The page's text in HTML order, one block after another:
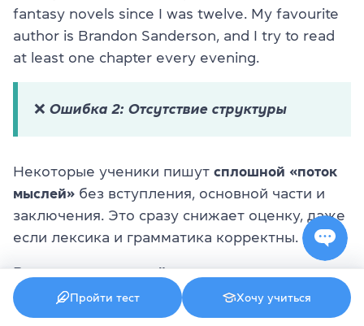
fantasy novels since I was twelve. My favourite
author is Brandon Sanderson, and I try to read
at least one chapter every evening.
❌ Ошибка 2: Отсутствие структуры
Некоторые ученики пишут сплошной «поток
мыслей» без вступления, основной части и
заключения. Это сразу снижает оценку, даже
если лексика и грамматика корректны.
Всегдапридерживайтесь структуры:
Введение → Основная часть → Заключение
Каждый абзац — одна идея.
Пройти тест Хочу учиться